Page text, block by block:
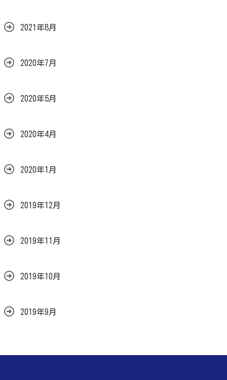
2021年8月
2020年7月
2020年5月
2020年4月
2020年1月
2019年12月
2019年11月
2019年10月
2019年9月